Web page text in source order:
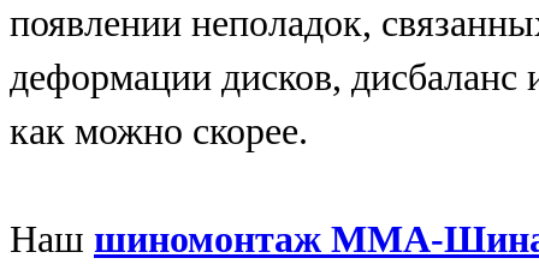
появлении неполадок,
деформации дисков, дисбаланс
как можно скорее.
Наш шиномонтаж ММА-